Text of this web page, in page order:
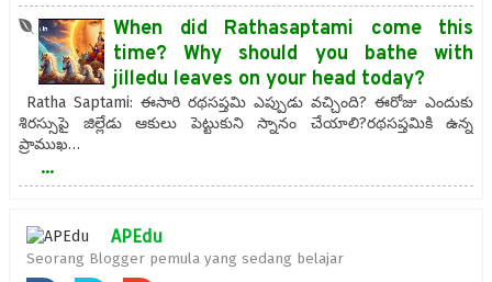
When did Rathasaptami come this
time? Why should you bathe with
jilledu leaves on your head today?
Ratha Saptami: ఈసారి రథసప్తమి ఎప్పుడు వచ్చింది? ఈరోజు ఎందుకు
శిరస్సుపై జిల్లేడు ఆకులు పెట్టుకుని స్నానం చేయాలి?రథసప్తమికి ఉన్న
ప్రాముఖ…
...
APEdu
Seorang Blogger pemula yang sedang belajar